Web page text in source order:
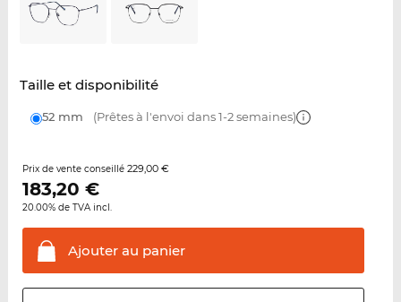
Taille et disponibilité
52 mm (Prêtes à l'envoi dans 1-2 semaines)
Prix de vente conseillé 229,00 €
183,20 €
20.00% de TVA incl.
Ajouter au panier